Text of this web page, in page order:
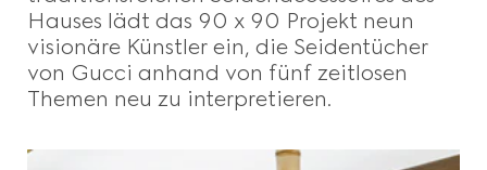
Hauses lädt das 90 x 90 Projekt neun
visionäre Künstler ein, die Seidentücher
von Gucci anhand von fünf zeitlosen
Themen neu zu interpretieren.